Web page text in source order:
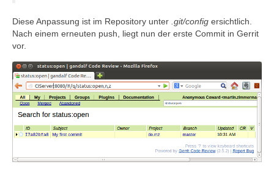
Diese Anpassung ist im Repository unter .git/config ersichtlich.
Nach einem erneuten push, liegt nun der erste Commit in Gerrit
vor.